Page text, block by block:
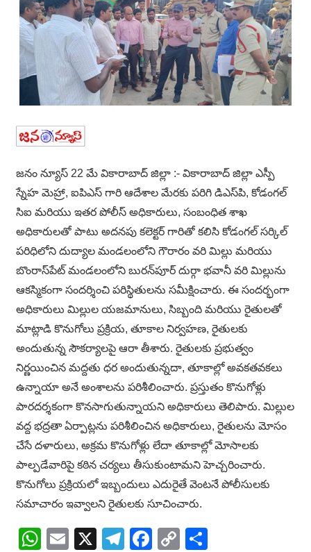
జనం న్యూస్ 22 మే వికారాబాద్ జిల్లా :- వికారాబాద్ జిల్లా ఎస్పీ
స్నేహ మెహ్రా, ఐ‌పి‌ఎస్ గారి ఆదేశాల మేరకు పరిగి డి‌ఎస్‌పి, కోడంగల్
సి‌ఐ మరియు ఇతర పోలీస్ అధికారులు, సంబంధిత శాఖ
అధికారులతో పాటు అదనపు కలెక్టర్ గారితో కలిసి కోడంగల్ సర్కిల్
పరిధిలోని దుద్యాల మండలంలోని గౌరారం వరి మిల్లు మరియు
బొంరాస్‌పేట్ మండలంలోని బురన్‌పూర్ దుర్గా భవానీ వరి మిల్లును
ఆకస్మికంగా సందర్శించి పరిస్థితులను సమీక్షించారు. ఈ సందర్భంగా
అధికారులు మిల్లుల యజమానులు, సిబ్బంది మరియు రైతులతో
మాట్లాడి కొనుగోలు ప్రక్రియ, తూకాల నిర్వహణ, రైతులకు
అందుతున్న సౌకర్యాలపై ఆరా తీశారు. రైతులకు ప్రభుత్వం
నిర్ణయించిన మద్దతు ధర అందుతున్నదా, తూకాల్లో అవకతవకలు
ఉన్నాయా అనే అంశాలను పరిశీలించారు. ప్రస్తుతం కొనుగోళ్లు
పారదర్శకంగా కొనసాగుతున్నాయని అధికారులు తెలిపారు. మిల్లుల
వద్ద భద్రతా ఏర్పాట్లను పరిశీలించిన అధికారులు, రైతులను మోసం
చేసే దళారులు, అక్రమ కొనుగోళ్లు లేదా తూకాల్లో మోసాలకు
పాల్పడేవారిపై కఠిన చర్యలు తీసుకుంటామని హెచ్చరించారు.
కొనుగోలు ప్రక్రియలో ఇబ్బందులు ఎదురైతే వెంటనే పోలీసులకు
సమాచారం ఇవ్వాలని రైతులకు సూచించారు.
WhatsApp
Email
X Telegram
Facebook
Copy